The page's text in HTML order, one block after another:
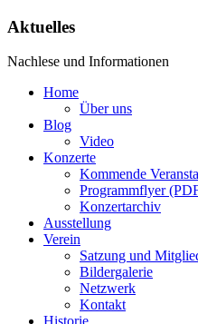
Aktuelles
Nachlese und Informationen
Home
Über uns
Blog
Video
Konzerte
Kommende
Programmflyer
Konzertarchiv
Ausstellung
Verein
Satzung und
Bildergalerie
Netzwerk
Kontakt